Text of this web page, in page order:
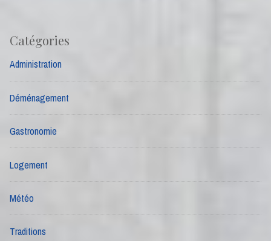
Catégories
Administration
Déménagement
Gastronomie
Logement
Météo
Traditions